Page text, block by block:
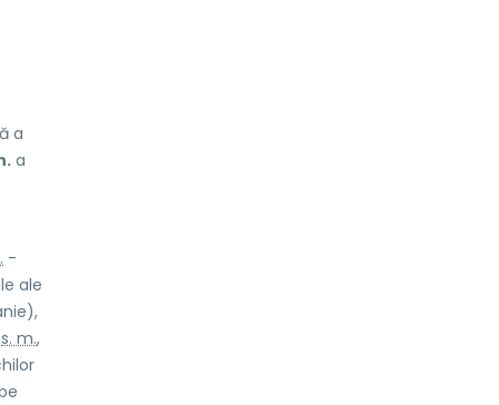
a
a
-
ale
s. m.,